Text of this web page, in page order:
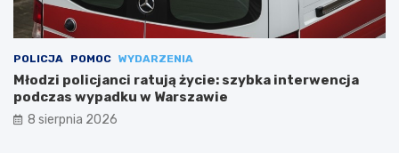
POLICJA POMOC WYDARZENIA
Młodzi policjanci ratują życie: szybka interwencja
podczas wypadku w Warszawie
8 sierpnia 2026